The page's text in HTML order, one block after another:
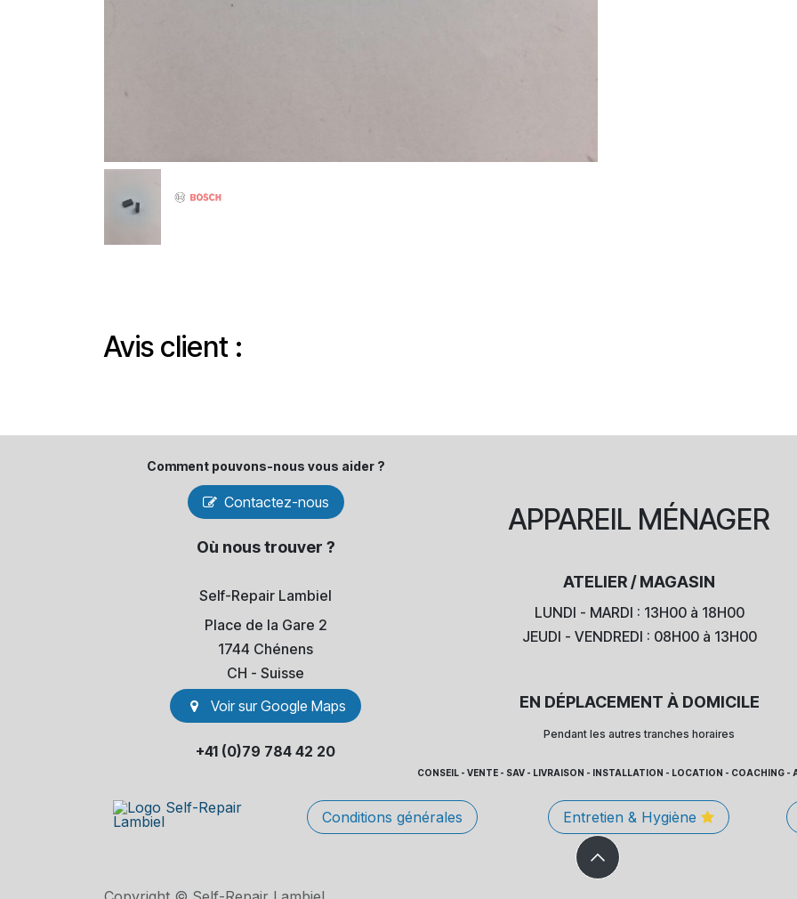
Avis client :
Comment pouvons-​nous vous aider ?
Contactez-nous
Où nous trouver ?
Self-Repair Lambiel
Place de la Gare 2
1744 Chénens
​CH - Suisse
Voir sur Go​​ogle Maps
+41 (0)79 784 42 20
APPAREIL MÉNAGER
ATELIER / MAGASIN
LUNDI - MARDI : 13H00 à 18H00
JEUDI - VENDREDI : 08H00 à 13H00
EN DÉPLACEMENT À DOMICILE
Pendant les autres tranches horaires
CONSEIL - VENTE - SAV - LIVRAISON - INSTALLATION - LOCATION - COACHING -
Entretien & Hygiène
Conditions générales